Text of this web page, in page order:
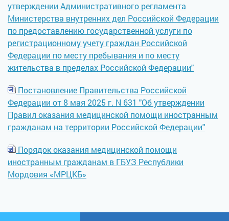
утверждении Административного регламента
Министерства внутренних дел Российской Федерации
по предоставлению государственной услуги по
регистрационному учету граждан Российской
Федерации по месту пребывания и по месту
жительства в пределах Российской Федерации"
Постановление Правительства Российской
Федерации от 8 мая 2025 г. N 631 "Об утверждении
Правил оказания медицинской помощи иностранным
гражданам на территории Российской Федерации"
Порядок оказания медицинской помощи
иностранным гражданам в ГБУЗ Республики
Мордовия «МРЦКБ»